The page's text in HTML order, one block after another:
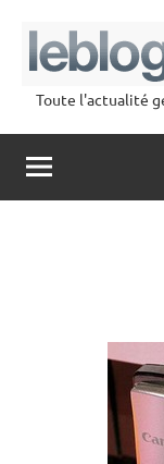
contenu
Toute l'actualité